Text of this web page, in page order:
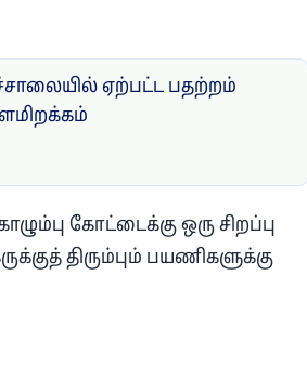
ஏற்பட்ட பதற்றம்
கோட்டைக்கு ஒரு சிறப்பு
திரும்பும் பயணிகளுக்கு